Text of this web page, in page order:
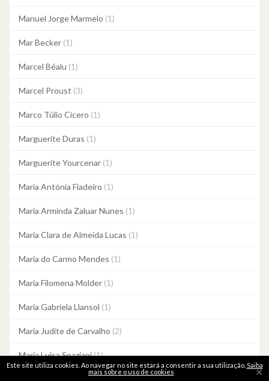
Manuel Jorge Marmelo (1)
Mar Becker (1)
Marcel Béalu (1)
Marcel Proust (3)
Marco Túlio Cícero (1)
Marguerite Duras (1)
Marguerite Yourcenar (1)
Maria Antónia Fiadeiro (1)
Maria Arminda Zaluar Nunes (1)
Maria Clara de Almeida Lucas (1)
Maria do Carmo Mendes (1)
Maria Filomena Molder (1)
Maria Gabriela Llansol (1)
Maria Judite de Carvalho (2)
Maria Luisa Spaziani(1)
Este site utiliza cookies. Ao navegar no site estará a consentir a sua utilização. Saiba
mais sobre o uso de cookies
×